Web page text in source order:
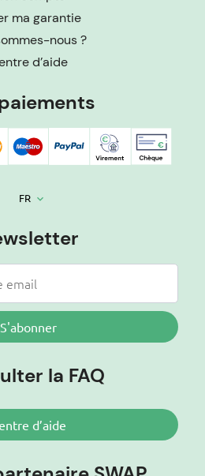
ma garantie
nous ?
d’aide
FR keyboard_arrow_down
S'abonner
la FAQ
d’aide